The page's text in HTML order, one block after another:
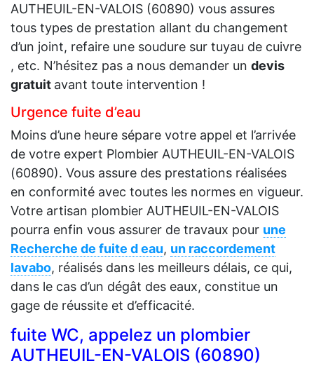
AUTHEUIL-EN-VALOIS (60890) vous assures
tous types de prestation allant du changement
d’un joint, refaire une soudure sur tuyau de cuivre
, etc. N’hésitez pas a nous demander un devis
gratuit avant toute intervention !
Urgence fuite d’eau
Moins d’une heure sépare votre appel et l’arrivée
de votre expert Plombier AUTHEUIL-EN-VALOIS
(60890). Vous assure des prestations réalisées
en conformité avec toutes les normes en vigueur.
Votre artisan plombier AUTHEUIL-EN-VALOIS
pourra enfin vous assurer de travaux pour une
Recherche de fuite d eau, un raccordement
lavabo, réalisés dans les meilleurs délais, ce qui,
dans le cas d’un dégât des eaux, constitue un
gage de réussite et d’efficacité.
fuite WC, appelez un plombier
AUTHEUIL-EN-VALOIS (60890)